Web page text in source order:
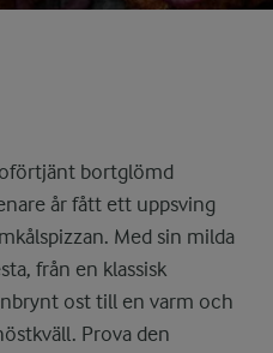
bortglömd
år fått ett uppsving
Med sin milda
från en klassisk
ost till en varm och
Prova den
Tillagning och
Blomkål smakar underbart både
På senare tid har blomkål